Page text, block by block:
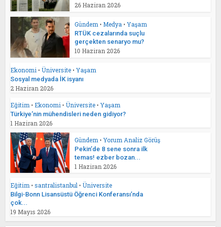
26 Haziran 2026
Gündem • Medya • Yaşam
RTÜK cezalarında suçlu
gerçekten senaryo mu?
10 Haziran 2026
Ekonomi • Üniversite • Yaşam
Sosyal medyada İK isyanı
2 Haziran 2026
Eğitim • Ekonomi • Üniversite • Yaşam
Türkiye’nin mühendisleri neden gidiyor?
1 Haziran 2026
Gündem • Yorum Analiz Görüş
Pekin’de 8 sene sonra ilk
temas! ezber bozan...
1 Haziran 2026
Eğitim • santralistanbul • Üniversite
Bilgi-Bonn Lisansüstü Öğrenci Konferansı’nda
çok...
19 Mayıs 2026